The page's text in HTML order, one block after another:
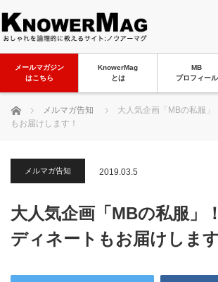
メールマガジン
はこちら
KnowerMag
とは
MB
プロフィール
ホーム メルマガ告知
大人気企画「MBの私服」
もお届けします！
メルマガ告知 2019.03.5
大人気企画「MBの私服」
ディネートもお届けします